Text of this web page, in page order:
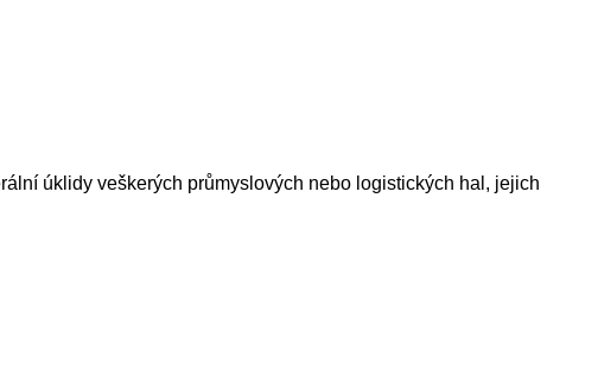
úklidy veškerých průmyslových nebo logistických hal, jejich